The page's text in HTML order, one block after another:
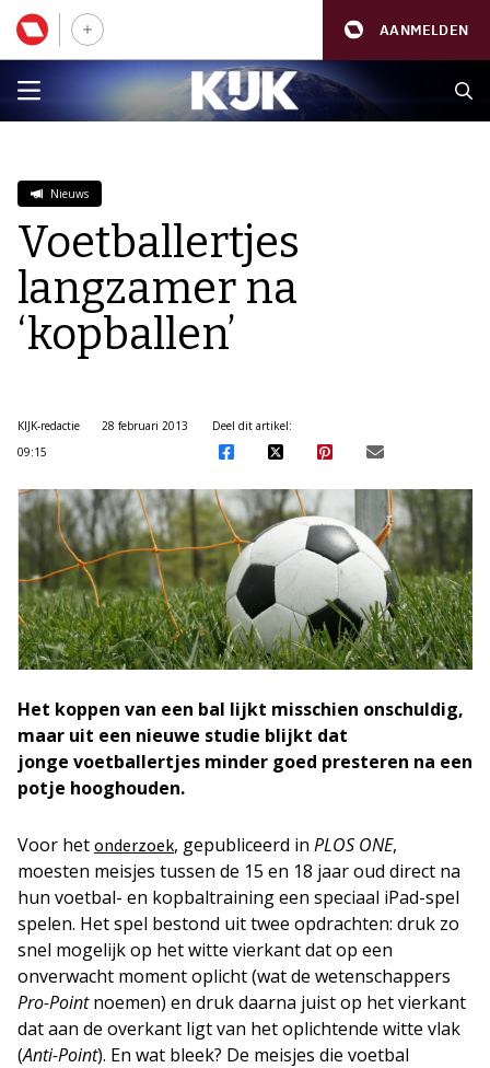
AANMELDEN
Nieuws
Voetballertjes
langzamer na
‘kopballen’
KIJK-redactie
28 februari 2013
09:15
Deel dit artikel:
Het koppen van een bal lijkt misschien onschuldig,
maar uit een nieuwe studie blijkt dat
jonge voetballertjes minder goed presteren na een
potje hooghouden.
Voor het onderzoek, gepubliceerd in PLOS ONE,
moesten meisjes tussen de 15 en 18 jaar oud direct na
hun voetbal- en kopbaltraining een speciaal iPad-spel
spelen. Het spel bestond uit twee opdrachten: druk zo
snel mogelijk op het witte vierkant dat op een
onverwacht moment oplicht (wat de wetenschappers
Pro-Pointnoemen) en druk daarna juist op het vierkant
dat aan de overkant ligt van het oplichtende witte vlak
(Anti-Point). En wat bleek? De meisjes die voetbal